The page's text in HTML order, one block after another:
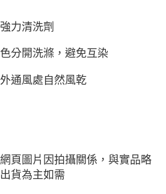
力清洗劑
分開洗滌，避免互染
通風處自然風乾
頁圖片因拍攝關係，與實品略
貨為主如需